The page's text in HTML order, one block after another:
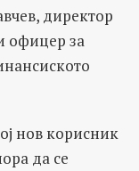
директор
офицер за
нов корисник
да се